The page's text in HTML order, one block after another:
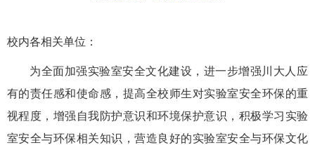
校内各相关单位：
为全面加强实验室安全文化建设，进一步增强川大人应
有的责任感和使命感，提高全校师生对实验室安全环保的重
视程度，增强自我防护意识和环境保护意识，积极学习实验
室安全与环保相关知识，营造良好的实验室安全与环保文化